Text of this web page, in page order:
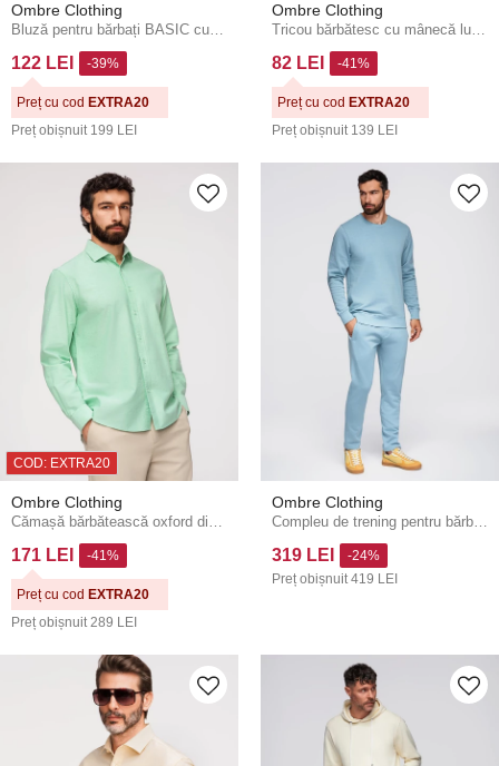
Ombre Clothing
Bluză pentru bărbați BASIC cu gât rotund - cremă Ombre Clothing
122 LEI
Preț obișnuit 199 LEI
-39%
Preț cu cod EXTRA20
Ombre Clothing
Tricou bărbătesc cu mânecă lungă și guler polo BASIC - gri melanj V4 OM-POBL-0162 Ombre Clothing
82 LEI
Preț obișnuit 139 LEI
-41%
Preț cu cod EXTRA20
COD: EXTRA20
Ombre Clothing
171 LEI
Preț obișnuit 289 LEI
-41%
Preț cu cod EXTRA20
Ombre Clothing
319 LEI
Preț obișnuit 419 LEI
-24%